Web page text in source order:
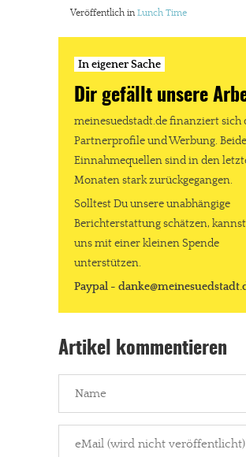
Veröffentlich in Lunch Time
In eigener Sache
Dir gefällt unsere
meinesuedstadt.de finanziert sich
Partnerprofile und Werbung. Beide
Einnahmequellen sind in den
Monaten stark zurückgegangen.
Solltest Du unsere unabhängige
Berichterstattung schätzen,
uns mit einer kleinen Spende
unterstützen.
Paypal -
Artikel kommentieren